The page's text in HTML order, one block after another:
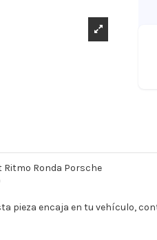
Ronda Porsche
pieza encaja en tu vehículo,